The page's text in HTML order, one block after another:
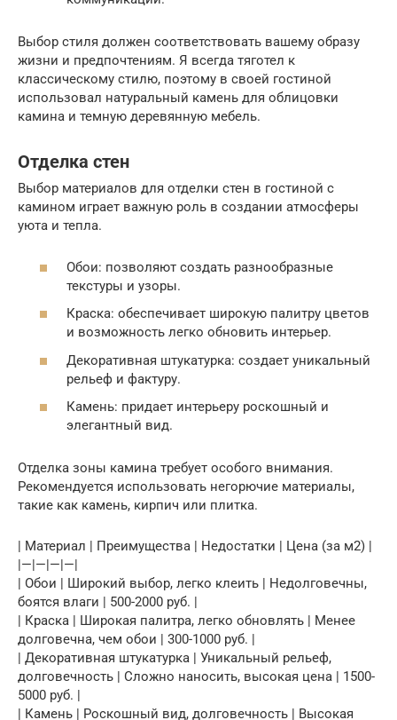
Выбор стиля должен соответствовать вашему образу
жизни и предпочтениям. Я всегда тяготел к
классическому стилю, поэтому в своей гостиной
использовал натуральный камень для облицовки
камина и темную деревянную мебель.
Отделка стен
Выбор материалов для отделки стен в гостиной с
камином играет важную роль в создании атмосферы
уюта и тепла.
Обои: позволяют создать разнообразные
текстуры и узоры.
Краска: обеспечивает широкую палитру цветов
и возможность легко обновить интерьер.
Декоративная штукатурка: создает уникальный
рельеф и фактуру.
Камень: придает интерьеру роскошный и
элегантный вид.
Отделка зоны камина требует особого внимания.
Рекомендуется использовать негорючие материалы,
такие как камень, кирпич или плитка.
| Материал | Преимущества | Недостатки | Цена (за м2) |
|—|—|—|—|
| Обои | Широкий выбор, легко клеить | Недолговечны,
боятся влаги | 500-2000 руб. |
| Краска | Широкая палитра, легко обновлять | Менее
долговечна, чем обои | 300-1000 руб. |
| Декоративная штукатурка | Уникальный рельеф,
долговечность | Сложно наносить, высокая цена | 1500-
5000 руб. |
| Камень | Роскошный вид, долговечность | Высокая